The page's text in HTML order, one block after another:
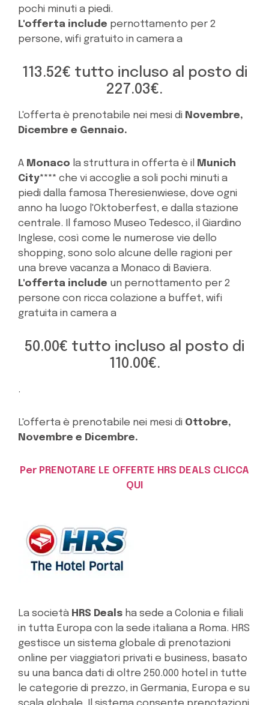
pochi minuti a piedi.
L'offerta include pernottamento per 2
persone, wifi gratuito in camera a
113.52€ tutto incluso al posto di
227.03€.
L'offerta è prenotabile nei mesi di Novembre,
Dicembre e Gennaio.
A Monaco la struttura in offerta è il
Munich
City**** che vi accoglie a soli pochi minuti a
piedi dalla famosa Theresienwiese, dove ogni
anno ha luogo l'Oktoberfest, e dalla stazione
centrale. Il famoso Museo Tedesco, il Giardino
Inglese, così come le numerose vie dello
shopping, sono solo alcune delle ragioni per
una breve vacanza a Monaco di Baviera.
L'offerta include un pernottamento per 2
persone con ricca colazione a buffet, wifi
gratuita in camera a
50.00€ tutto incluso al posto di
110.00€.
.
L'offerta è prenotabile nei mesi di Ottobre,
Novembre e Dicembre.
Per PRENOTARE LE OFFERTE HRS DEALS CLICCA
QUI
La società HRS Deals ha sede a Colonia e filiali
in tutta Europa con la sede italiana a Roma. HRS
gestisce un sistema globale di prenotazioni
online per viaggiatori privati e business, basato
su una banca dati di oltre 250.000 hotel in tutte
le categorie di prezzo, in Germania, Europa e su